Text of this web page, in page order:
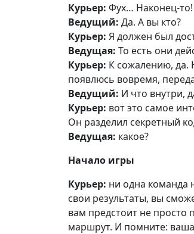
Курьер: Фух… Наконец-то!
Ведущий: Да. А вы кто?
Курьер: Я должен был
Ведущая: То есть они
Курьер: К сожалению, да.
появлюсь вовремя,
Ведущий: И что внутри,
Курьер: вот это самое
Он разделил секретный
Ведущая: какое?
Начало игры
Курьер: ни одна команда
свои результаты, вы
вам предстоит не просто
маршрут. И помните: ваша